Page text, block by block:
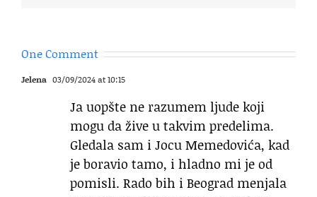
One Comment
Jelena 03/09/2024 at 10:15
Ja uopšte ne razumem ljude koji
mogu da žive u takvim predelima.
Gledala sam i Jocu Memedovića, kad
je boravio tamo, i hladno mi je od
pomisli. Rado bih i Beograd menjala